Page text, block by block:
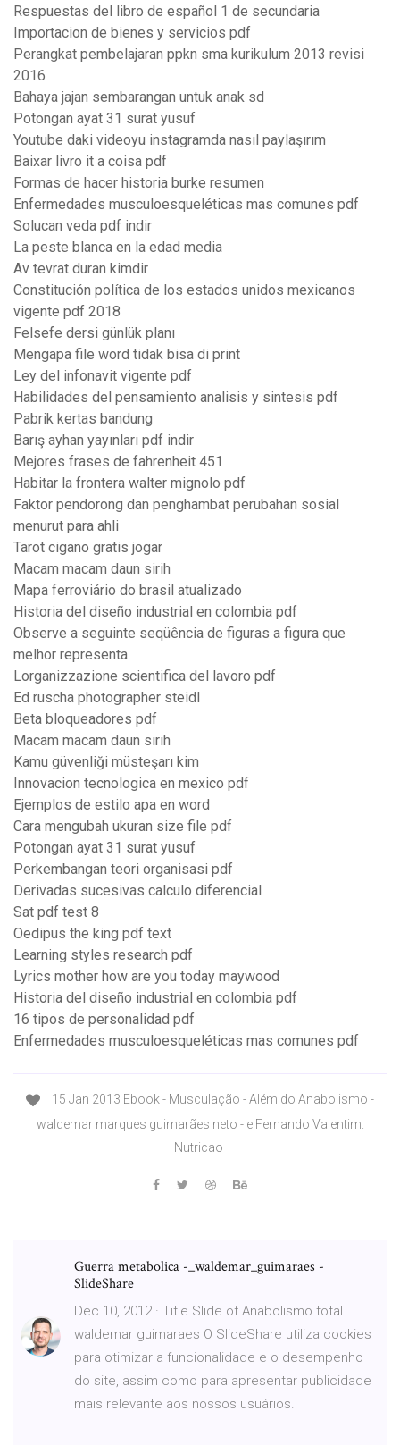
Respuestas del libro de español 1 de secundaria
Importacion de bienes y servicios pdf
Perangkat pembelajaran ppkn sma kurikulum 2013 revisi
2016
Bahaya jajan sembarangan untuk anak sd
Potongan ayat 31 surat yusuf
Youtube daki videoyu instagramda nasıl paylaşırım
Baixar livro it a coisa pdf
Formas de hacer historia burke resumen
Enfermedades musculoesqueléticas mas comunes pdf
Solucan veda pdf indir
La peste blanca en la edad media
Av tevrat duran kimdir
Constitución política de los estados unidos mexicanos
vigente pdf 2018
Felsefe dersi günlük planı
Mengapa file word tidak bisa di print
Ley del infonavit vigente pdf
Habilidades del pensamiento analisis y sintesis pdf
Pabrik kertas bandung
Barış ayhan yayınları pdf indir
Mejores frases de fahrenheit 451
Habitar la frontera walter mignolo pdf
Faktor pendorong dan penghambat perubahan sosial
menurut para ahli
Tarot cigano gratis jogar
Macam macam daun sirih
Mapa ferroviário do brasil atualizado
Historia del diseño industrial en colombia pdf
Observe a seguinte seqüência de figuras a figura que
melhor representa
Lorganizzazione scientifica del lavoro pdf
Ed ruscha photographer steidl
Beta bloqueadores pdf
Macam macam daun sirih
Kamu güvenliği müsteşarı kim
Innovacion tecnologica en mexico pdf
Ejemplos de estilo apa en word
Cara mengubah ukuran size file pdf
Potongan ayat 31 surat yusuf
Perkembangan teori organisasi pdf
Derivadas sucesivas calculo diferencial
Sat pdf test 8
Oedipus the king pdf text
Learning styles research pdf
Lyrics mother how are you today maywood
Historia del diseño industrial en colombia pdf
16 tipos de personalidad pdf
Enfermedades musculoesqueléticas mas comunes pdf
15 Jan 2013 Ebook - Musculação - Além do Anabolismo -
waldemar marques guimarães neto - e Fernando Valentim.
Nutricao
Guerra metabolica -_waldemar_guimaraes -
SlideShare
Dec 10, 2012 · Title Slide of Anabolismo total
waldemar guimaraes O SlideShare utiliza cookies
para otimizar a funcionalidade e o desempenho
do site, assim como para apresentar publicidade
mais relevante aos nossos usuários.